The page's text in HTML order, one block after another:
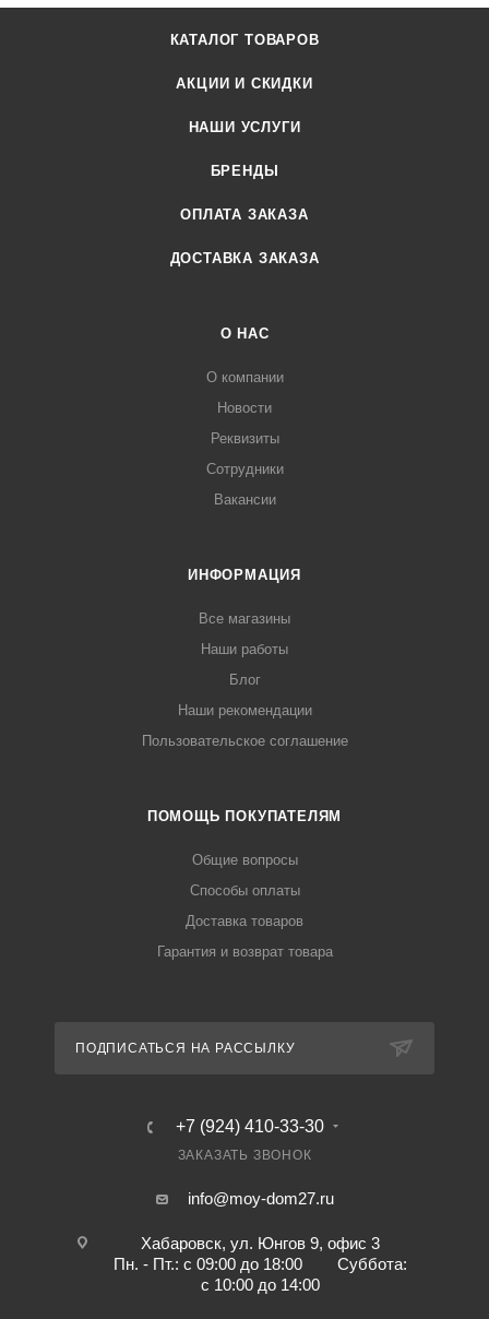
КАТАЛОГ ТОВАРОВ
АКЦИИ И СКИДКИ
НАШИ УСЛУГИ
БРЕНДЫ
ОПЛАТА ЗАКАЗА
ДОСТАВКА ЗАКАЗА
О НАС
О компании
Новости
Реквизиты
Сотрудники
Вакансии
ИНФОРМАЦИЯ
Все магазины
Наши работы
Блог
Наши рекомендации
Пользовательское соглашение
ПОМОЩЬ ПОКУПАТЕЛЯМ
Общие вопросы
Способы оплаты
Доставка товаров
Гарантия и возврат товара
ПОДПИСАТЬСЯ НА РАССЫЛКУ
+7 (924) 410-33-30
ЗАКАЗАТЬ ЗВОНОК
info@moy-dom27.ru
Хабаровск, ул. Юнгов 9, офис 3
Пн. - Пт.: с 09:00 до 18:00 Суббота:
с 10:00 до 14:00